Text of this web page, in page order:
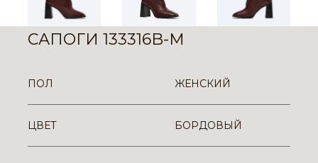
САПОГИ 133316B-M
ПОЛ ЖЕНСКИЙ
ЦВЕТ БОРДОВЫЙ